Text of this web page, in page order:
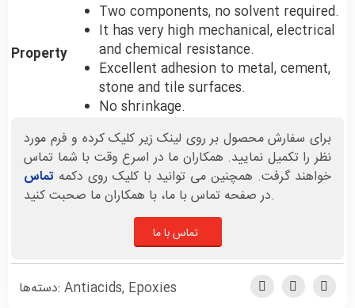
Property
Two components, no solvent required.
It has very high mechanical, electrical
and chemical resistance.
Excellent adhesion to metal, cement,
stone and tile surfaces.
No shrinkage.
برای سفارش محصول بر روی لینک زیر کلیک کرده و فرم مورد
نظر را تکمیل نمایید. همکاران ما در اسرع وقت با شما تماس
خواهند گرفت. همچنین می توانید با کلیک روی دکمه تماس
در صفحه تماس با ما، با همکاران ما صحبت کنید.
تماس با ما
دسته‌ها: Antiacids, Epoxies